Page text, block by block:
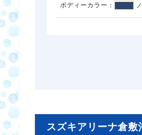
ボディーカラー：
スズキアリーナ倉敷